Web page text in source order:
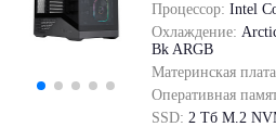
Процессор: Intel
Охлаждение:
Bk ARGB
Материнская
Оперативная
SSD: 2 Tб M.2